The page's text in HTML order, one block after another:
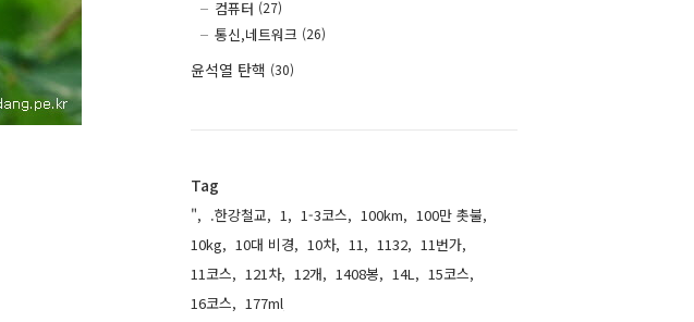
컴퓨터 (27)
통신,네트워크 (26)
윤석열 탄핵 (30)
Tag
", .한강철교, 1, 1-3코스, 100km, 100만 촛불,
10kg, 10대 비경, 10차, 11, 1132, 11번가,
11코스, 121차, 12개, 1408봉, 14L, 15코스,
16코스, 177ml,